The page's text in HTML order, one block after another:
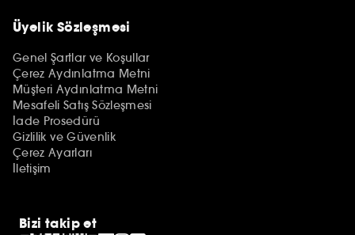
Üyelik Sözleşmesi
Genel Şartlar ve Koşullar
Çerez Aydınlatma Metni
Müşteri Aydınlatma Metni
Mesafeli Satış Sözleşmesi
İade Prosedürü
Gizlilik ve Güvenlik
Çerez Ayarları
İletişim
Bizi takip et